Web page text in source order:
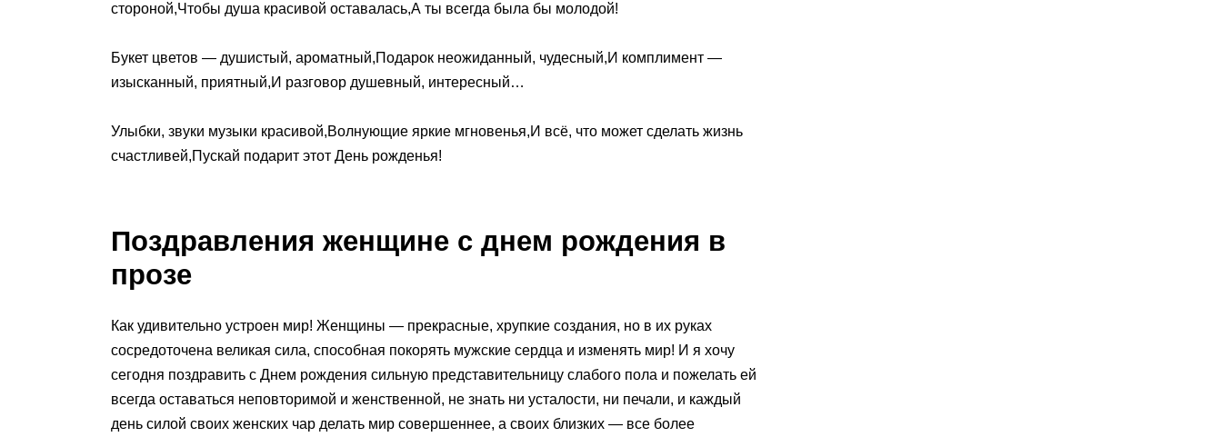
стороной,Чтобы душа красивой оставалась,А ты всегда была бы молодой!
Букет цветов — душистый, ароматный,Подарок неожиданный, чудесный,И комплимент —
изысканный, приятный,И разговор душевный, интересный…
Улыбки, звуки музыки красивой,Волнующие яркие мгновенья,И всё, что может сделать жизнь
счастливей,Пускай подарит этот День рожденья!
Поздравления женщине с днем рождения в
прозе
Как удивительно устроен мир! Женщины — прекрасные, хрупкие создания, но в их руках
сосредоточена великая сила, способная покорять мужские сердца и изменять мир! И я хочу
сегодня поздравить с Днем рождения сильную представительницу слабого пола и пожелать ей
всегда оставаться неповторимой и женственной, не знать ни усталости, ни печали, и каждый
день силой своих женских чар делать мир совершеннее, а своих близких — все более